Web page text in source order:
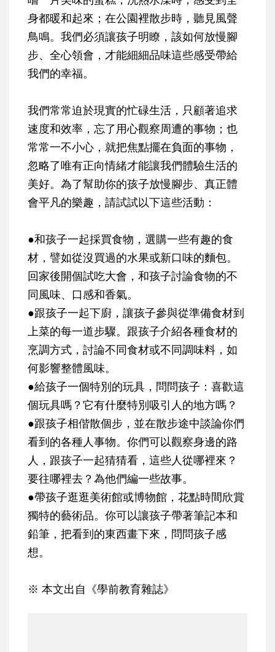
身都暖和起來；在公園裡散步時，聽見風聲
鳥鳴。我們必須讓孩子明瞭，該如何放慢腳
步、全心領會，才能細細品味這些感受帶給
我們的幸福。
我們常常迫於現實的忙碌生活，只顧著追求
速度和效率，忘了用心觀察周遭的事物；也
常常一不小心，就把焦點擺在負面的事物，
忽略了唯有正向情緒才能讓我們體驗生活的
美好。為了幫助你的孩子放慢腳步、真正體
會平凡的樂趣，請試試以下這些活動：
●和孩子一起採買食物，選購一些有趣的食
材，譬如從沒買過的水果或新口味的麵包。
回家後開個試吃大會，和孩子討論食物的不
同風味、口感和香氣。
●跟孩子一起下廚，讓孩子參與從準備食材到
上菜的每一道步驟。跟孩子介紹各種食材的
烹調方式，討論不同食材或不同調味料，如
何影響整體風味。
●給孩子一個特別的玩具，問問孩子：喜歡這
個玩具嗎？它有什麼特別吸引人的地方嗎？
●跟孩子相偕散個步，並在散步途中談論你們
看到的各種人事物。你們可以觀察身邊的路
人，跟孩子一起猜猜看，這些人從哪裡來？
要往哪裡去？為他們編一些故事。
●帶孩子逛逛美術館或博物館，花點時間欣賞
獨特的藝術品。你可以讓孩子帶著筆記本和
鉛筆，把看到的東西畫下來，問問孩子感
想。
※ 本文出自《學前教育雜誌》